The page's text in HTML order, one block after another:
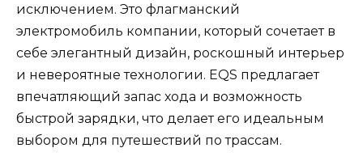
исключением. Это флагманский
электромобиль компании, который сочетает в
себе элегантный дизайн, роскошный интерьер
и невероятные технологии. EQS предлагает
впечатляющий запас хода и возможность
быстрой зарядки, что делает его идеальным
выбором для путешествий по трассам.